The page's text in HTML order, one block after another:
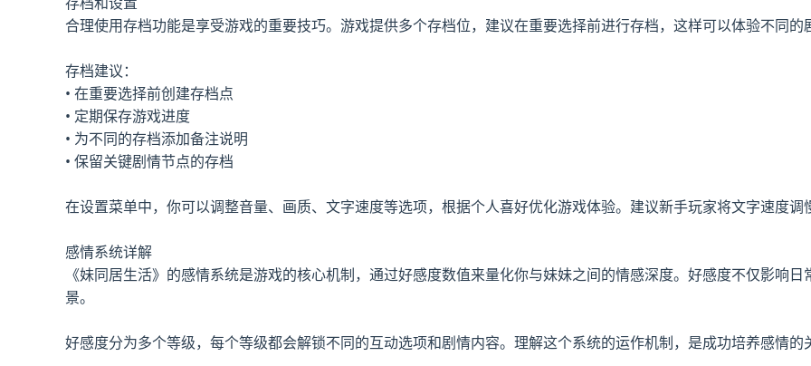
合理使用存档功能是享受游戏的重要技巧。游戏提供多个存档位，建议在重要选择前进行存档，这样可以体验不同的
存档建议：
• 在重要选择前创建存档点
• 定期保存游戏进度
• 为不同的存档添加备注说明
• 保留关键剧情节点的存档
在设置菜单中，你可以调整音量、画质、文字速度等选项，根据个人喜好优化游戏体验。建议新手玩家将文字速度调
感情系统详解
《妹同居生活》的感情系统是游戏的核心机制，通过好感度数值来量化你与妹妹之间的情感深度。好感度不仅影响
景。
好感度分为多个等级，每个等级都会解锁不同的互动选项和剧情内容。理解这个系统的运作机制，是成功培养感情的